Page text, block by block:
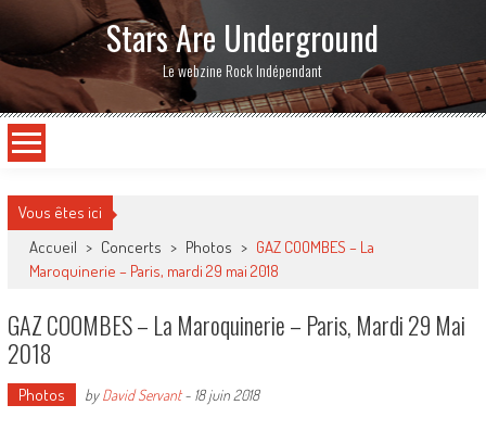
Stars Are Underground
Le webzine Rock Indépendant
Vous êtes ici
Accueil > Concerts > Photos > GAZ COOMBES – La
Maroquinerie – Paris, mardi 29 mai 2018
GAZ COOMBES – La Maroquinerie – Paris, Mardi 29 Mai
2018
Photos byDavid Servant- 18 juin 2018